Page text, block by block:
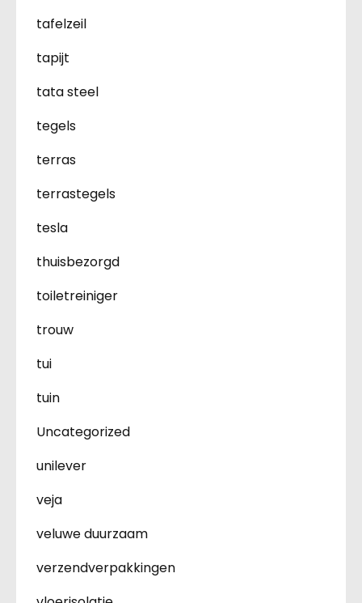
tafelzeil
tapijt
tata steel
tegels
terras
terrastegels
tesla
thuisbezorgd
toiletreiniger
trouw
tui
tuin
Uncategorized
unilever
veja
veluwe duurzaam
verzendverpakkingen